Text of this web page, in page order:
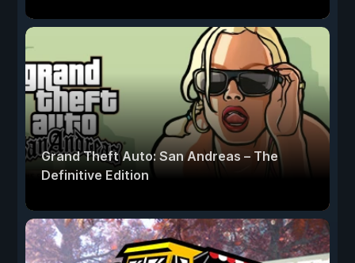
Grand Theft Auto: San Andreas – The
Definitive Edition